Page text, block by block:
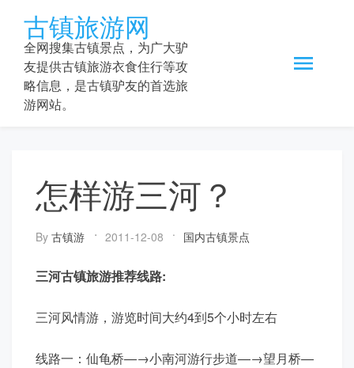
content
古镇旅游网
全网搜集古镇景点，为广大驴
友提供古镇旅游衣食住行等攻
略信息，是古镇驴友的首选旅
游网站。
怎样游三河？
By 古镇游 2011-12-08 国内古镇景点
三河古镇旅游推荐线路:
三河风情游，游览时间大约4到5个小时左右
线路一：仙龟桥—→小南河游行步道—→望月桥—